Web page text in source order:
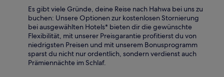
Es gibt viele Gründe, deine Reise nach Hahwa bei uns zu
buchen: Unsere Optionen zur kostenlosen Stornierung
bei ausgewählten Hotels* bieten dir die gewünschte
Flexibilität, mit unserer Preisgarantie profitierst du von
niedrigsten Preisen und mit unserem Bonusprogramm
sparst du nicht nur ordentlich, sondern verdienst auch
Prämiennächte im Schlaf.